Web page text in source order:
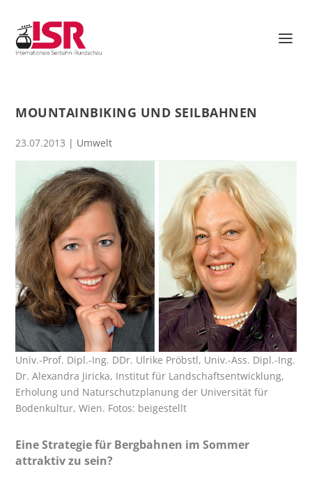
MOUNTAINBIKING UND SEILBAHNEN
23.07.2013 | Umwelt
Univ.-Prof. Dipl.-Ing. DDr. Ulrike Pröbstl, Univ.-Ass. Dipl.-Ing.
Dr. Alexandra Jiricka, Institut für Landschaftsentwicklung,
Erholung und Naturschutzplanung der Universität für
Bodenkultur, Wien. Fotos: beigestellt
Eine Strategie für Bergbahnen im Sommer
attraktiv zu sein?